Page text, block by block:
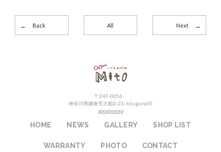
Back All Next
〒247-0056
神奈川県鎌倉市大船2-21-6 kuguru05
googlemap
HOME NEWS GALLERY SHOP LIST
WARRANTY PHOTO CONTACT